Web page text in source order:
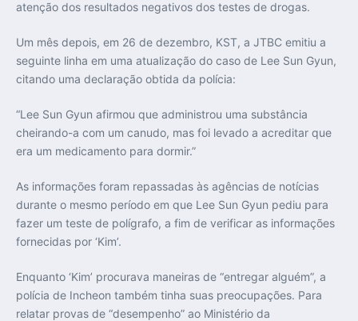
atenção dos resultados negativos dos testes de drogas.
Um mês depois, em 26 de dezembro, KST, a JTBC emitiu a
seguinte linha em uma atualização do caso de Lee Sun Gyun,
citando uma declaração obtida da polícia:
“Lee Sun Gyun afirmou que administrou uma substância
cheirando-a com um canudo, mas foi levado a acreditar que
era um medicamento para dormir.”
As informações foram repassadas às agências de notícias
durante o mesmo período em que Lee Sun Gyun pediu para
fazer um teste de polígrafo, a fim de verificar as informações
fornecidas por ‘Kim’.
Enquanto ‘Kim’ procurava maneiras de “entregar alguém”, a
polícia de Incheon também tinha suas preocupações. Para
relatar provas de “desempenho” ao Ministério da